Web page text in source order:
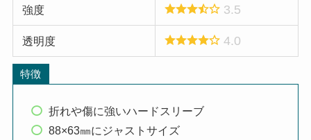
強度 3.5
透明度 4.0
特徴
折れや傷に強いハードスリーブ
88×63㎜にジャストサイズ